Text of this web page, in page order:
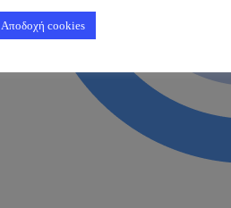
Αποδοχή cookies